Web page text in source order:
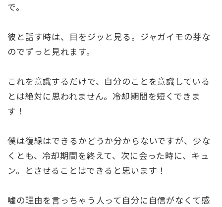
で。
彼と話す時は、目をジッと見る。ジャガイモの芽な
のでずっと見れます。
これを意識するだけで、自分のことを意識している
とは絶対に思われません。冷却期間を短くできま
す！
僕は復縁はできるかどうか分からないですが、少な
くとも、冷却期間を終えて、次に会った時に、キュ
ン。とさせることはできると思います！
嘘の理由を言っちゃう人って自分に自信がなくて感